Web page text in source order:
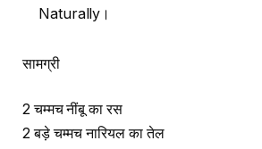
Naturally।
सामग्री
2 चम्मच नींबू का रस
2 बड़े चम्मच नारियल का तेल